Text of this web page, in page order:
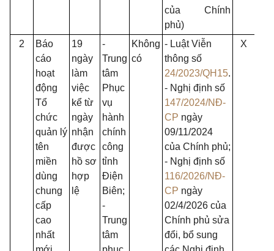
của Chính
phủ)
2
Báo
cáo
hoạt
động
Tổ
chức
quản lý
tên
miền
dùng
chung
cấp
cao
nhất
19
ngày
làm
việc
kể từ
ngày
nhận
được
hồ sơ
hợp
lệ
-
Trung
tâm
Phục
vụ
hành
chính
công
tỉnh
Điện
Biên;
-
Trung
tâm
Không
có
- Luật Viễn
thông số
24/2023/QH15.
- Nghị định số
147/2024/NĐ-
CP ngày
09/11/2024
của Chính phủ;
- Nghị định số
116/2026/NĐ-
CP ngày
02/4/2026 của
Chính phủ sửa
đổi, bổ sung
X